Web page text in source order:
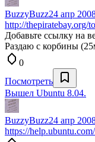
BuzzyBuzz24 апр
http://thepiratebay.org/
Добавьте ссылку на
Раздаю с корбины
0
Посмотреть
Вышел Ubuntu 8.04.
BuzzyBuzz24 апр
https://